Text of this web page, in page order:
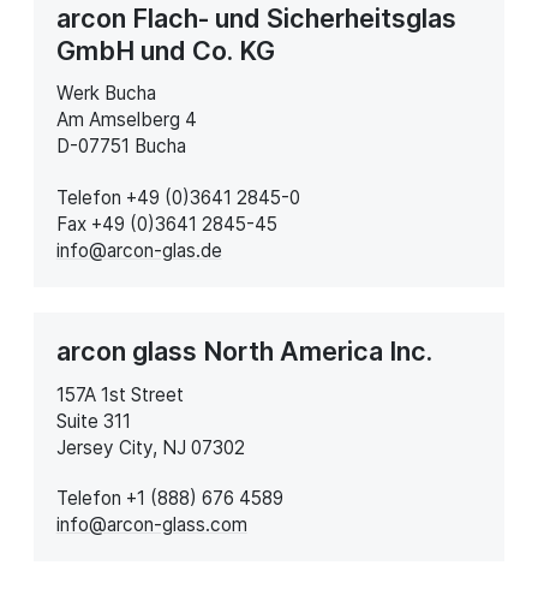
arcon Flach- und Sicherheitsglas
GmbH und Co. KG
Werk Bucha
Am Amselberg 4
D-07751 Bucha
Telefon +49 (0)3641 2845-0
Fax +49 (0)3641 2845-45
info@arcon-glas.de
arcon glass North America Inc.
157A 1st Street
Suite 311
Jersey City, NJ 07302
Telefon +1 (888) 676 4589
info@arcon-glass.com